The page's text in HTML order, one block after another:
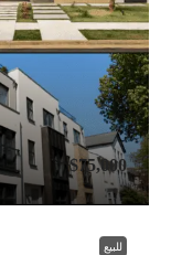
$75,000
للبيع